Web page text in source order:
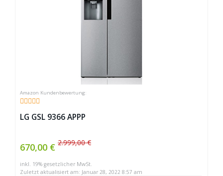
LG GSL 9366 APPP
670,00 € 2.999,00 €
inkl. 19% gesetzlicher MwSt.
Zuletzt aktualisiert am: Januar 28, 2022 8:57 am